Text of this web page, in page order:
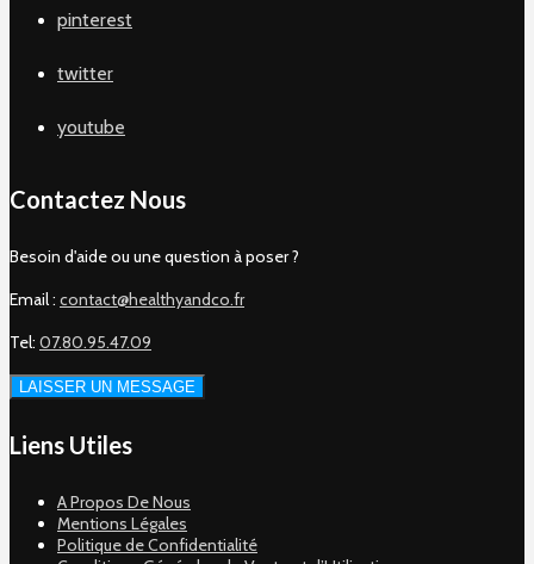
pinterest
twitter
youtube
Contactez Nous
Besoin d'aide ou une question à poser ?
Email : contact@healthyandco.fr
Tel: 07.80.95.47.09
LAISSER UN MESSAGE
Liens Utiles
A Propos De Nous
Mentions Légales
Politique de Confidentialité